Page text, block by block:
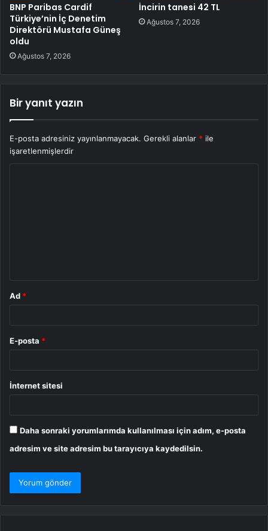
BNP Paribas Cardif
Türkiye’nin İç Denetim
Direktörü Mustafa Güneş
oldu
Ağustos 7, 2026
İncirin tanesi 42 TL
Ağustos 7, 2026
Bir yanıt yazın
E-posta adresiniz yayınlanmayacak. Gerekli alanlar * ile
işaretlenmişlerdir
Ad *
E-posta *
İnternet sitesi
Daha sonraki yorumlarımda kullanılması için adım, e-posta
adresim ve site adresim bu tarayıcıya kaydedilsin.